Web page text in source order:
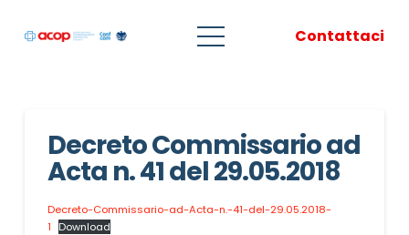
Contattaci
Decreto Commissario ad
Acta n. 41 del 29.05.2018
Decreto-Commissario-ad-Acta-n.-41-del-29.05.2018-
1
Download